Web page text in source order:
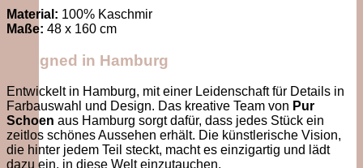
Material: 100% Kaschmir
Maße: 48 x 160 cm
Designed in Hamburg
Entwickelt in Hamburg, mit einer Leidenschaft für Details in
Farbauswahl und Design. Das kreative Team von Pur
Schoen aus Hamburg sorgt dafür, dass jedes Stück ein
zeitlos schönes Aussehen erhält. Die künstlerische Vision,
die hinter jedem Teil steckt, macht es einzigartig und lädt
dazu ein, in diese Welt einzutauchen.